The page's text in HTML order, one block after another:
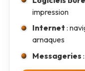
impression
Internet :
arnaques
Messageries